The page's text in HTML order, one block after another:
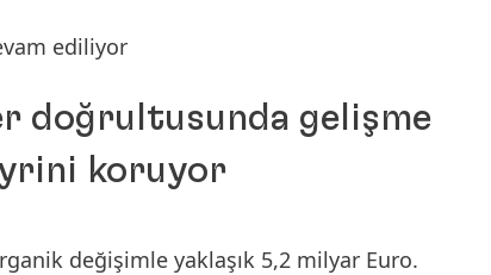
ediliyor
doğrultusunda gelişme
koruyor
değişimle yaklaşık 5,2 milyar Euro.